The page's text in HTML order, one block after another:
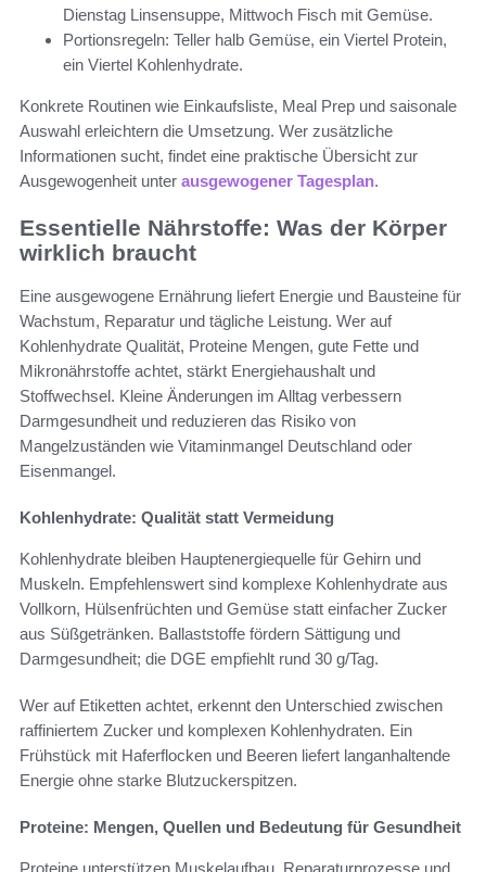
Dienstag Linsensuppe, Mittwoch Fisch mit Gemüse.
Portionsregeln: Teller halb Gemüse, ein Viertel Protein,
ein Viertel Kohlenhydrate.
Konkrete Routinen wie Einkaufsliste, Meal Prep und saisonale
Auswahl erleichtern die Umsetzung. Wer zusätzliche
Informationen sucht, findet eine praktische Übersicht zur
Ausgewogenheit unter ausgewogener Tagesplan.
Essentielle Nährstoffe: Was der Körper
wirklich braucht
Eine ausgewogene Ernährung liefert Energie und Bausteine für
Wachstum, Reparatur und tägliche Leistung. Wer auf
Kohlenhydrate Qualität, Proteine Mengen, gute Fette und
Mikronährstoffe achtet, stärkt Energiehaushalt und
Stoffwechsel. Kleine Änderungen im Alltag verbessern
Darmgesundheit und reduzieren das Risiko von
Mangelzuständen wie Vitaminmangel Deutschland oder
Eisenmangel.
Kohlenhydrate: Qualität statt Vermeidung
Kohlenhydrate bleiben Hauptenergiequelle für Gehirn und
Muskeln. Empfehlenswert sind komplexe Kohlenhydrate aus
Vollkorn, Hülsenfrüchten und Gemüse statt einfacher Zucker
aus Süßgetränken. Ballaststoffe fördern Sättigung und
Darmgesundheit; die DGE empfiehlt rund 30 g/Tag.
Wer auf Etiketten achtet, erkennt den Unterschied zwischen
raffiniertem Zucker und komplexen Kohlenhydraten. Ein
Frühstück mit Haferflocken und Beeren liefert langanhaltende
Energie ohne starke Blutzuckerspitzen.
Proteine: Mengen, Quellen und Bedeutung für Gesundheit